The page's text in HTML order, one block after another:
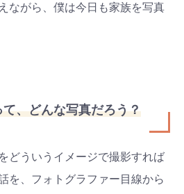
ながら、僕は今日も家族を写真
、どんな写真だろう？
どういうイメージで撮影すれば
を、フォトグラファー目線から